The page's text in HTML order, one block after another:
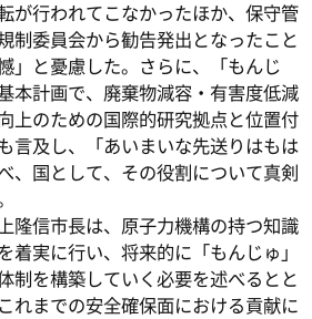
が行われてこなかったほか、保守管
制委員会から勧告発出となったこと
」と憂慮した。さらに、「もんじ
本計画で、廃棄物減容・有害度低減
上のための国際的研究拠点と位置付
言及し、「あいまいな先送りはもは
、国として、その役割について真剣
隆信市長は、原子力機構の持つ知識
着実に行い、将来的に「もんじゅ」
制を構築していく必要を述べるとと
れまでの安全確保面における貢献に